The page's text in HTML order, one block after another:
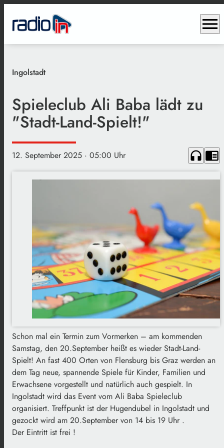
menu
Ingolstadt
Spieleclub Ali Baba lädt zu
"Stadt-Land-Spielt!"
12. September 2025 · 05:00 Uhr headphones chrome_reader_mode
Schon mal ein Termin zum Vormerken – am kommenden
Samstag, den 20.September heißt es wieder Stadt-Land-
Spielt! An fast 400 Orten von Flensburg bis Graz werden an
dem Tag neue, spannende Spiele für Kinder, Familien und
Erwachsene vorgestellt und natürlich auch gespielt. In
Ingolstadt wird das Event vom Ali Baba Spieleclub
organisiert. Treffpunkt ist der Hugendubel in Ingolstadt und
gezockt wird am 20.September von 14 bis 19 Uhr .
Der Eintritt ist frei !